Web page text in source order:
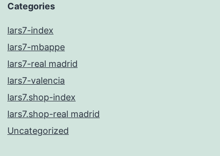
Categories
lars7-index
lars7-mbappe
lars7-real madrid
lars7-valencia
lars7.shop-index
lars7.shop-real madrid
Uncategorized